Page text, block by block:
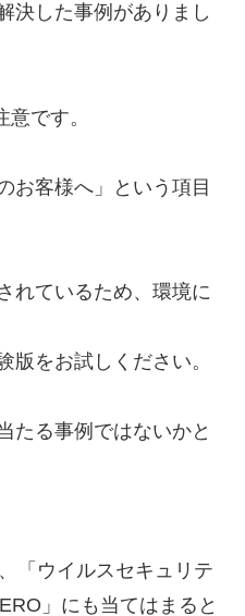
決した事例がありまし
です。
お客様へ」という項目
れているため、環境に
をお試しください。
たる事例ではないかと
「ウイルスセキュリテ
」にも当てはまると